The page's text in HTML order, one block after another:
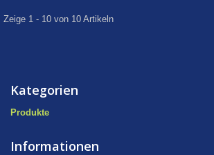
Zeige 1 - 10 von 10 Artikeln
Kategorien
Produkte
Informationen